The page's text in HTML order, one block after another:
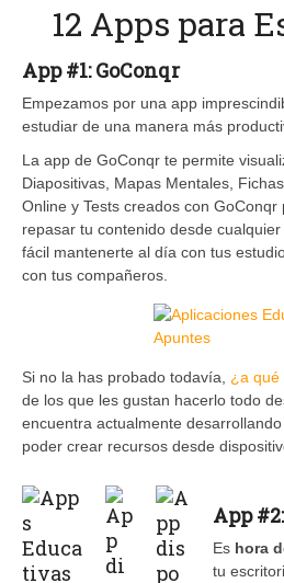
12 Apps para
App #1: GoConqr
Empezamos por una app
estudiar de una manera más
La app de GoConqr te permite
Diapositivas, Mapas Mentales,
Online y Tests creados con
repasar tu contenido desde
fácil mantenerte al día con tus
con tus compañeros.
Si no la has probado todavía, ¿a qué
de los que les gustan hacerlo todo
encuentra actualmente
poder crear recursos desde
App
Es hora
tu